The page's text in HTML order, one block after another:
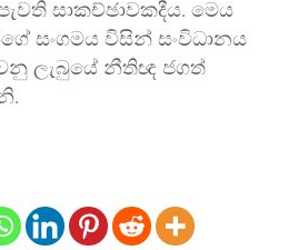
සාකච්ඡාවකදීය. මෙය
සංගමය විසින් සංවිධානය
ලැබුයේ නීතිඥ ජගත්